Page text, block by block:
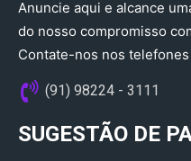
Anuncie aqui e alcance
do nosso compromisso
Contate-nos nos telefones
(91) 98224 - 3111
SUGESTÃO DE